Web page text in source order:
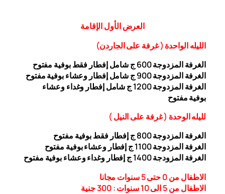
العرضالأولالإقامة
الليله الواحدة ( غرفة على الجاردن)
الغرفة المزدوجة
600 ج شامل إفطار فقط بوفية مفتوح
الغرفة المزدوجة 900 ج شامل إفطار وعشاء بوفية مفتوح
الغرفة المزدوجة 1200 ج شامل إفطار وغداء وعشاء
بوفيةمفتوح
لليله الوحدة (غرفة على النيل)
الغرفة المزدوجة
800
ج إفطار فقط بوفية مفتوح
الغرفة المزدوجة 1
100 ج إفطار وعشاء بوفية مفتوح
الغرفة المزودجة 1
400 ج إفطار وغداء وعشاء بوفية مفتوح
الاطفال من 0 حتى 5 سنوات مجانا
الاطفال من 5 الى 10 سنوات : 300
جنية